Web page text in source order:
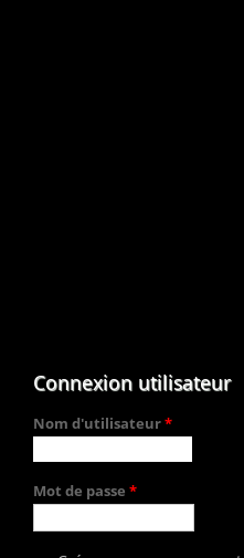
Connexion utilisateur
Nom d'utilisateur*
Mot de passe *